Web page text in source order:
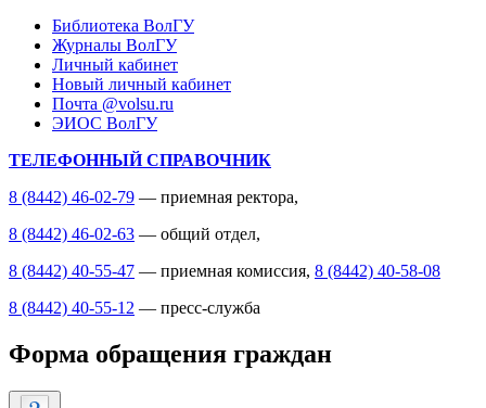
Библиотека ВолГУ
Журналы ВолГУ
Личный кабинет
Новый личный кабинет
Почта @volsu.ru
ЭИОС ВолГУ
ТЕЛЕФОННЫЙ СПРАВОЧНИК
8 (8442) 46-02-79 — приемная ректора,
8 (8442) 46-02-63 — общий отдел,
8 (8442) 40-55-47 — приемная комиссия, 8 (8442) 40-58-08
8 (8442) 40-55-12 — пресс-служба
Форма обращения граждан